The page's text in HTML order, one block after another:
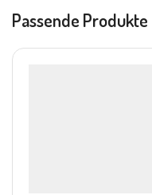
Passende Produkte